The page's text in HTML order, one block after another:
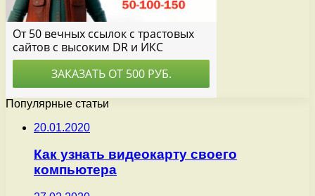
Популярные статьи
20.01.2020
Как узнать видеокарту своего
компьютера